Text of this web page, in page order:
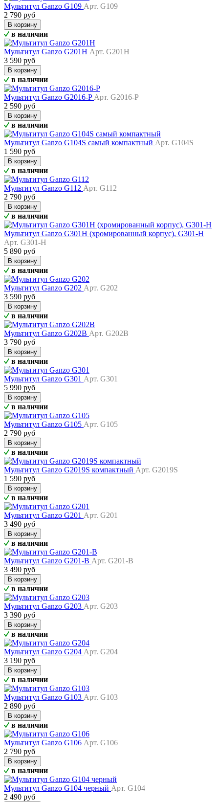
Мультитул Ganzo G109 Арт. G109
2 790 руб
В корзину
в наличии
Мультитул Ganzo G201H Арт. G201H
3 590 руб
В корзину
в наличии
Мультитул Ganzo G2016-PАрт. G2016-P
2 590 руб
В корзину
в наличии
Мультитул Ganzo G104S самый компактный Арт. G104S
1 590 руб
В корзину
в наличии
Мультитул Ganzo G112 Арт. G112
2 790 руб
В корзину
в наличии
Мультитул Ganzo G301H (хромированный корпус), G301-H
Арт. G301-H
5 890 руб
В корзину
в наличии
Мультитул Ganzo G202 Арт. G202
3 590 руб
В корзину
в наличии
Мультитул Ganzo G202B Арт. G202B
3 790 руб
В корзину
в наличии
Мультитул Ganzo G301 Арт. G301
5 990 руб
В корзину
в наличии
Мультитул Ganzo G105 Арт. G105
2 790 руб
В корзину
в наличии
Мультитул Ganzo G2019S компактный Арт. G2019S
1 590 руб
В корзину
в наличии
Мультитул Ganzo G201 Арт. G201
3 490 руб
В корзину
в наличии
Мультитул Ganzo G201-B Арт. G201-B
3 490 руб
В корзину
в наличии
Мультитул Ganzo G203 Арт. G203
3 390 руб
В корзину
в наличии
Мультитул Ganzo G204 Арт. G204
3 190 руб
В корзину
в наличии
Мультитул Ganzo G103 Арт. G103
2 890 руб
В корзину
в наличии
Мультитул Ganzo G106 Арт. G106
2 790 руб
В корзину
в наличии
Мультитул Ganzo G104 черный Арт. G104
2 490 руб